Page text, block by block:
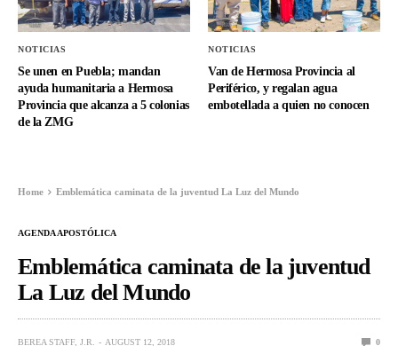
NOTICIAS
Se unen en Puebla; mandan
ayuda humanitaria a Hermosa
Provincia que alcanza a 5 colonias
de la ZMG
NOTICIAS
Van de Hermosa Provincia al
Periférico, y regalan agua
embotellada a quien no conocen
Home Emblemática caminata de la juventud La Luz del Mundo
AGENDA APOSTÓLICA
Emblemática caminata de la juventud
La Luz del Mundo
BEREA STAFF, J.R. AUGUST 12, 2018 0